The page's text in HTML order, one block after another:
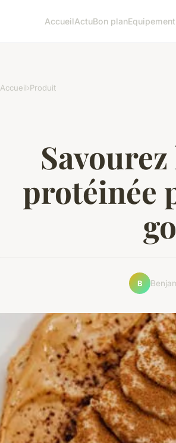
AccueilActuBon planEquipement
Accueil›Produit
protéinée
B